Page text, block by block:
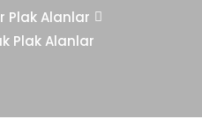
Plak Alanlar
Plak Alanlar